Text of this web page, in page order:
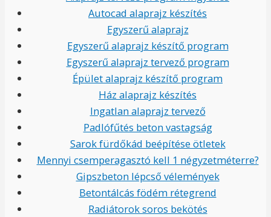
Autocad alaprajz készítés
Egyszerű alaprajz
Egyszerű alaprajz készítő program
Egyszerű alaprajz tervező program
Épület alaprajz készítő program
Ház alaprajz készítés
Ingatlan alaprajz tervező
Padlófűtés beton vastagság
Sarok fürdőkád beépítése ötletek
Mennyi csemperagasztó kell 1 négyzetméterre?
Gipszbeton lépcső vélemények
Betontálcás födém rétegrend
Radiátorok soros bekötés